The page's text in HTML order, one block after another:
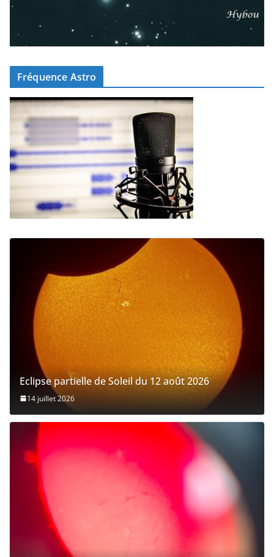
Fréquence Astro
Eclipse partielle de Soleil du 12 août 2026
14 juillet 2026